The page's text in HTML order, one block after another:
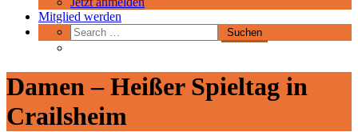
Mitglied werden
Damen – Heißer Spieltag in
Crailsheim